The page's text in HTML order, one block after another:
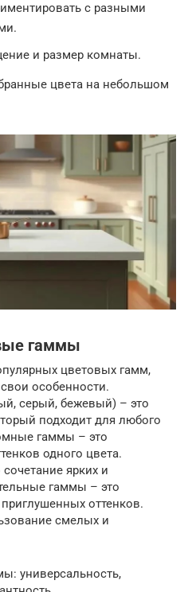
с разными
и размер комнаты.
цвета на небольшом
гаммы
цветовых гамм,
особенности.
серый, бежевый) – это
подходит для любого
гаммы – это
одного цвета.
ярких и
гаммы – это
оттенков.
смелых и
универсальность,